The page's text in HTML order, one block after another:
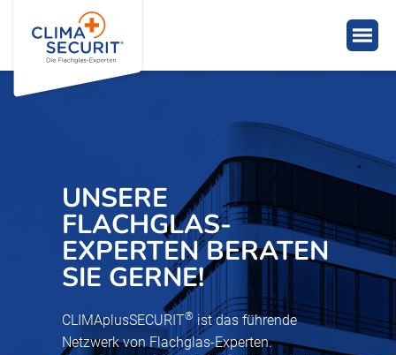
UNSERE
FLACHGLAS-
EXPERTEN BERATEN
SIE GERNE!
CLIMAplusSECURIT® ist das führende
Netzwerk von Flachglas-Experten.